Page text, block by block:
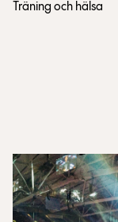
Träning och hälsa